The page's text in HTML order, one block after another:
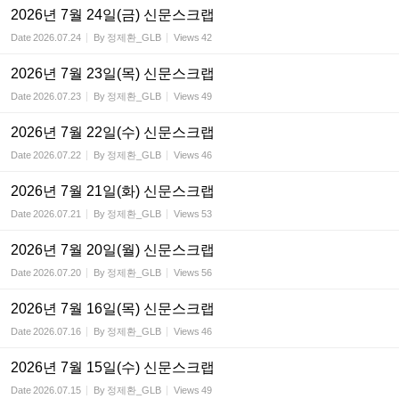
2026년 7월 24일(금) 신문스크랩
Date2026.07.24 By 정제환_GLB Views 42
2026년 7월 23일(목) 신문스크랩
Date2026.07.23 By 정제환_GLB Views 49
2026년 7월 22일(수) 신문스크랩
Date2026.07.22 By 정제환_GLB Views 46
2026년 7월 21일(화) 신문스크랩
Date2026.07.21 By 정제환_GLB Views 53
2026년 7월 20일(월) 신문스크랩
Date2026.07.20 By 정제환_GLB Views 56
2026년 7월 16일(목) 신문스크랩
Date2026.07.16 By 정제환_GLB Views 46
2026년 7월 15일(수) 신문스크랩
Date2026.07.15 By 정제환_GLB Views 49